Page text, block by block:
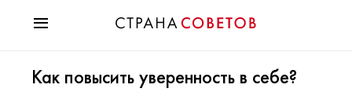
МодаКак повысить уверенность в себе?